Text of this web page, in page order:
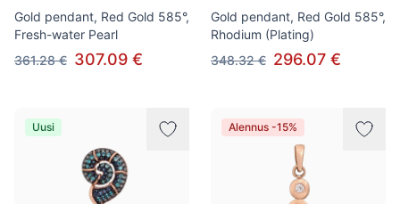
Gold pendant, Red Gold 585°,
Fresh-water Pearl
361.28 € 307.09 €
Gold pendant, Red Gold 585°,
Rhodium (Plating)
348.32 € 296.07 €
Uusi Alennus -15%